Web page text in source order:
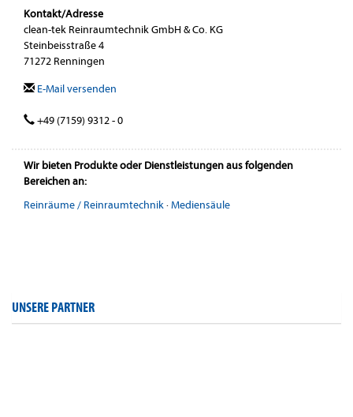
Kontakt/Adresse
clean-tek Reinraumtechnik GmbH & Co. KG
Steinbeisstraße 4
71272 Renningen
E-Mail versenden
+49 (7159) 9312 - 0
Wir bieten Produkte oder Dienstleistungen aus folgenden
Bereichen an:
Reinräume / Reinraumtechnik·Mediensäule
UNSERE PARTNER